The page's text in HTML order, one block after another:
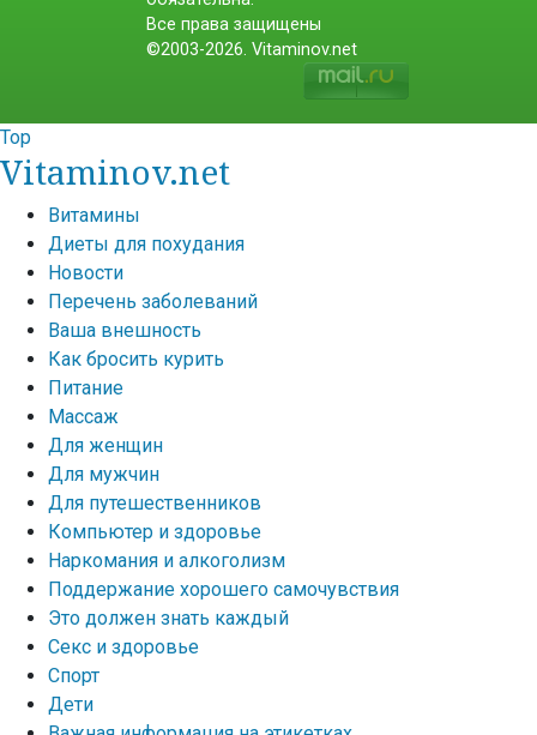
Все права защищены
©2003-2026. Vitaminov.net
Top
Vitaminov.net
Витамины
Диеты для похудания
Новости
Перечень заболеваний
Ваша внешность
Как бросить курить
Питание
Массаж
Для женщин
Для мужчин
Для путешественников
Компьютер и здоровье
Наркомания и алкоголизм
Поддержание хорошего самочувствия
Это должен знать каждый
Секс и здоровье
Спорт
Дети